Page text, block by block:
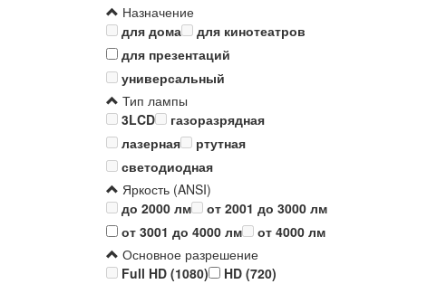
Назначение
для дома
для кинотеатров
для презентаций
универсальный
Тип лампы
3LCD
газоразрядная
лазерная
ртутная
светодиодная
Яркость (ANSI)
до 2000 лм
от 2001 до 3000 лм
от 3001 до 4000 лм
от 4000 лм
Основное разрешение
Full HD (1080)
HD (720)